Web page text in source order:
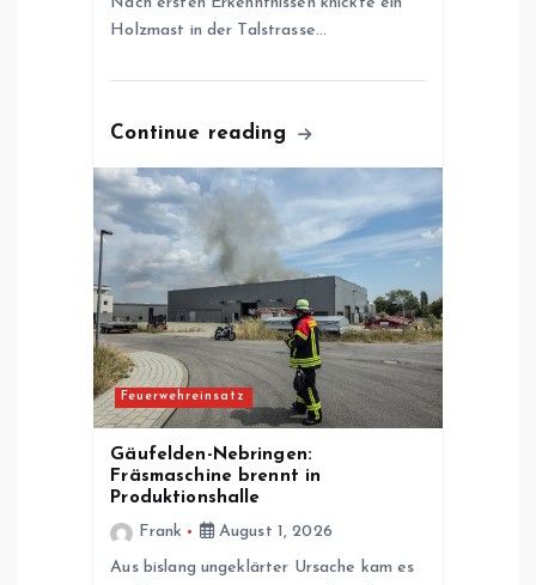
Holzmast in der Talstrasse…
Continue reading
Feuerwehreinsatz
Gäufelden-Nebringen:
Fräsmaschine brennt in
Produktionshalle
Frank
August 1, 2026
Aus bislang ungeklärter Ursache kam es